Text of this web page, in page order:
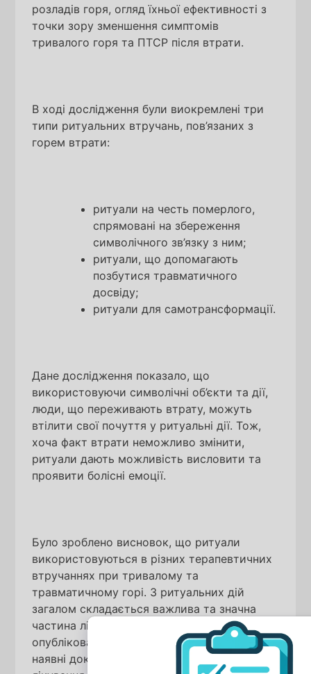
розладів горя, огляд їхньої ефективності з
точки зору зменшення симптомів
тривалого горя та ПТСР після втрати.
В ході дослідження були виокремлені три
типи ритуальних втручань, пов’язаних з
горем втрати:
ритуали на честь померлого,
спрямовані на збереження
символічного зв’язку з ним;
ритуали, що допомагають
позбутися травматичного
досвіду;
ритуали для самотрансформації.
Дане дослідження показало, що
використовуючи символічні об’єкти та дії,
люди, що переживають втрату, можуть
втілити свої почуття у ритуальні дії. Тож,
хоча факт втрати неможливо змінити,
ритуали дають можливість висловити та
проявити болісні емоції.
Було зроблено висновок, що ритуали
використовуються в різних терапевтичних
втручаннях при тривалому та
травматичному горі. З ритуальних дій
загалом складається важлива та значна
частина лікування горя. І більшість
опублікованих досліджень демонструють
наявні докази ефективності такого